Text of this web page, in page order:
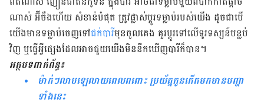
ណាស់ អ៊ីចឹង​ហើយ សំខាន់​បំផុត ត្រូវ​ផ្លាស់​ប្តូរ​ទម្លាប់​របស់​យើង ដូច​ជា​បើ​
យើង​មាន​ទម្លាប់​ចេញ​ទៅ​ជក់​បារី​មុន​ចូល​គេង គួរ​ប្តូរ​ទៅ​លើ​ទូរទស្សន៍​បន្លប់​
វិញ ឬ​ធ្វើ​អ្វី​ផ្សេង​ដែល​អាច​ជួយ​យើង​មិន​នឹក​ឃើញ​បារី​ក៏​បាន។
អត្ថបទ​ពាក់​ព័ន្ធ៖
ម៉ាក់ៗលាបឡេលាយពេលពពោះ ប្រយ័ត្នកូនកើតមកមានបញ្ហា
ទាំងនេះ